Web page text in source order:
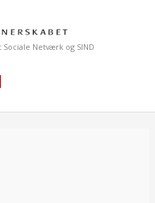
Netværk og SIND